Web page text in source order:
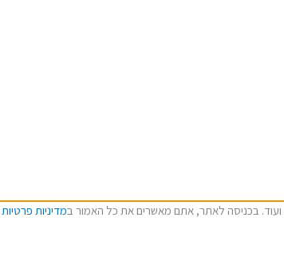
מדיניות פרטיות